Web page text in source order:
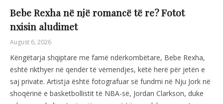
Bebe Rexha në një romancë të re? Fotot
nxisin aludimet
August 6, 2026
Këngëtarja shqiptare me famë ndërkombëtare, Bebe Rexha,
është rikthyer në qendër të vëmendjes, këtë herë për jetën e
saj private. Artistja është fotografuar së fundmi në Nju Jork në
shoqërinë e basketbollistit të NBA-së, Jordan Clarkson, duke